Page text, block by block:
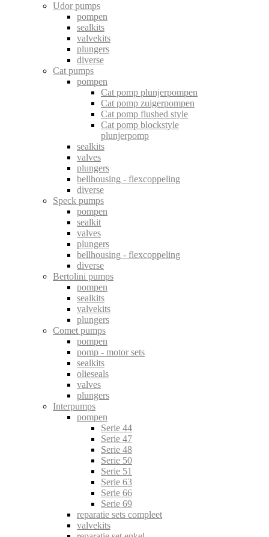
Udor pumps
pompen
sealkits
valvekits
plungers
diverse
Cat pumps
pompen
Cat pomp plunjerpompen
Cat pomp zuigerpompen
Cat pomp flushed style
Cat pomp blockstyle
plunjerpomp
sealkits
valves
plungers
bellhousing - flexcoppeling
diverse
Speck pumps
pompen
sealkit
valves
plungers
bellhousing - flexcoppeling
diverse
Bertolini pumps
pompen
sealkits
valvekits
plungers
Comet pumps
pompen
pomp - motor sets
sealkits
olieseals
valves
plungers
Interpumps
pompen
Serie 44
Serie 47
Serie 48
Serie 50
Serie 51
Serie 63
Serie 66
Serie 69
reparatie sets compleet
valvekits